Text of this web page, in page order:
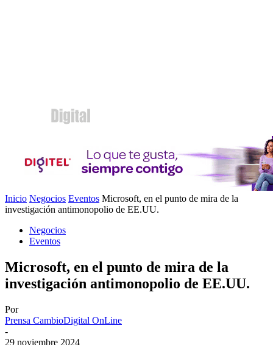
Inicio Negocios Eventos Microsoft, en el punto de mira de la
investigación antimonopolio de EE.UU.
Negocios
Eventos
Microsoft, en el punto de mira de la
investigación antimonopolio de EE.UU.
Por
Prensa CambioDigital OnLine
-
29 noviembre 2024